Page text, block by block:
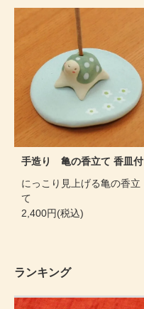
手造り 亀の香立て 香皿付
にっこり見上げる亀の香立
て
2,400円(税込)
ランキング